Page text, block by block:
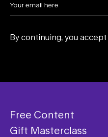
By continuing, you accept
Free Content
Gift Masterclass